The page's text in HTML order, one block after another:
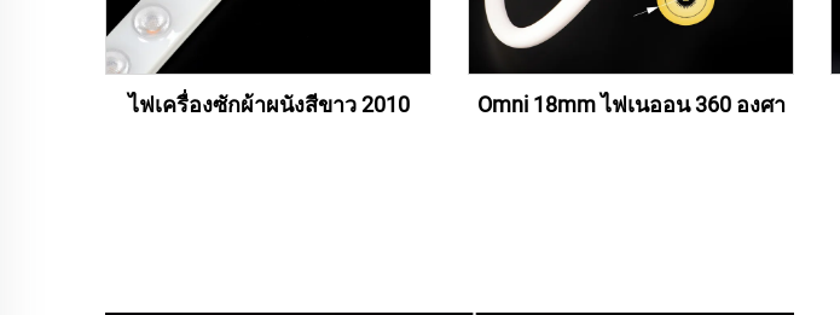
ไฟเครื่องซักผ้าผนังสีขาว 2010 Omni 18mm ไฟเนออน 360 องศา